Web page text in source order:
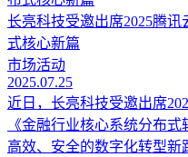
长亮科技受邀出席2025腾
式核心新篇
市场活动
2025.07.25
近日，长亮科技受邀出席
《金融行业核心系统分布
高效、安全的数字化转型新